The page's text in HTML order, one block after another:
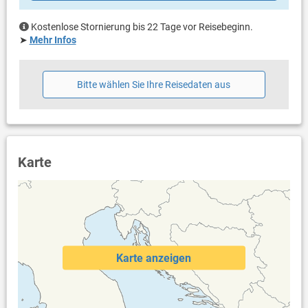
Liegen
Sonnenschirm
Weitere Informationen
Garten zur Benutzung
Haustier nicht erlaubt
Bettwäsche vorhanden
Handtücher vorhanden
Fön
Waschmaschine in der Unterkunft
Internet per WLAN
Kostenlose Stornierung bis 22 Tage vor Reisebeginn.
➤ Mehr Infos
Bitte wählen Sie Ihre Reisedaten aus
Karte
Karte anzeigen